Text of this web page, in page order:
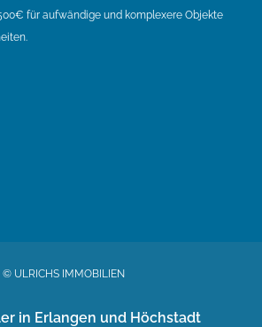
für aufwändige und komplexere Objekte
© ULRICHS IMMOBILIEN
in Erlangen und Höchstadt